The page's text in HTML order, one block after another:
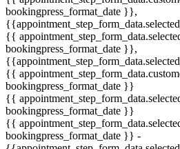
bookingpress_format_date }},
{{
bookingpress_format_date }},
{{
bookingpress_format_date }}
{{
bookingpress_format_date }}
{{
bookingpress_format_date }} -